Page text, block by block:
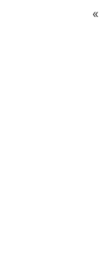
«